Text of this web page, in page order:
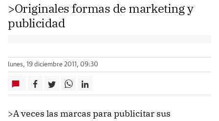
>Originales formas de marketing y
publicidad
lunes, 19 diciembre 2011, 09:30
>A veces las marcas para publicitar sus